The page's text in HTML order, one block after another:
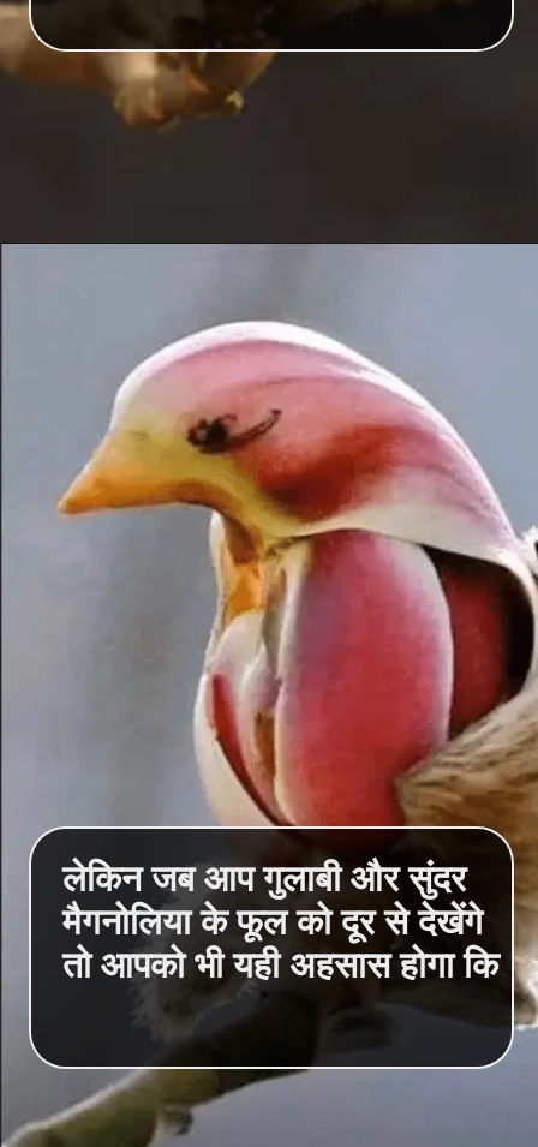
लेकिन जब आप गुलाबी और सुंदर
मैगनोलिया के फूल को दूर से देखेंगे
तो आपको भी यही अहसास होगा कि